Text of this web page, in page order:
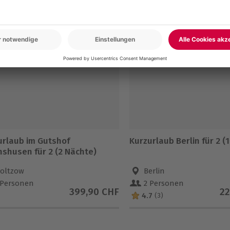
im Gutshof
für 2 (2 Nächte)
399,90 CHF
Kurzurlaub Berlin für 2
Berlin
2 Personen
4.7 (3)